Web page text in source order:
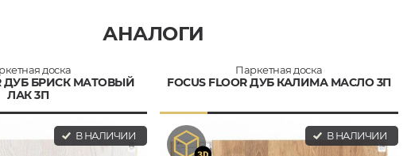
АНАЛОГИ
доска
ДУБ БРИСК МАТОВЫЙ
ЛАК 3П
В НАЛИЧИИ
Паркетная доска
FOCUS FLOOR ДУБ КАЛИМА МАСЛО 3П
В НАЛИЧИИ